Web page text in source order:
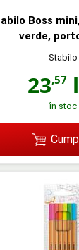
Boss
verde,
Stabilo
23,57
în stoc